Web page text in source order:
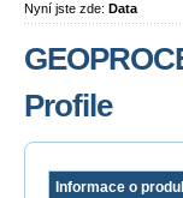
Nyní jste zde: Data
Profile
Informace o